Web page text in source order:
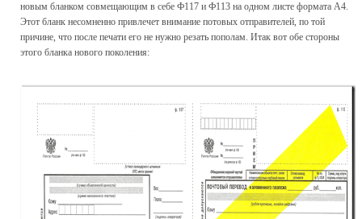
новым бланком совмещающим в себе Ф117 и Ф113 на одном листе формата A4.
Этот бланк несомненно привлечет внимание потовых отправителей, по той
причине, что после печати его не нужно резать пополам. Итак вот обе стороны
этого бланка нового поколения: